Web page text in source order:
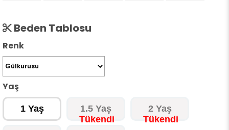
Beden Tablosu
Renk
Yaş
1 Yaş 1.5 Yaş 2 Yaş